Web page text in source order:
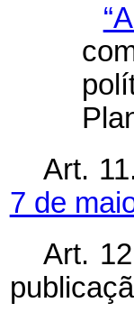
Art.
7 de
Art.